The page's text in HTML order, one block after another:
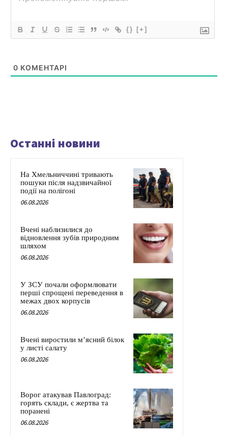
{} [+]
0 КОМЕНТАРІ
Останні новини
На Хмельниччині тривають
пошуки після надзвичайної
події на полігоні
06.08.2026
Вчені наблизилися до
відновлення зубів природним
шляхом
06.08.2026
У ЗСУ почали оформлювати
перші спрощені переведення в
межах двох корпусів
06.08.2026
Вчені виростили м’ясний білок
у листі салату
06.08.2026
Ворог атакував Павлоград:
горять склади, є жертва та
поранені
06.08.2026